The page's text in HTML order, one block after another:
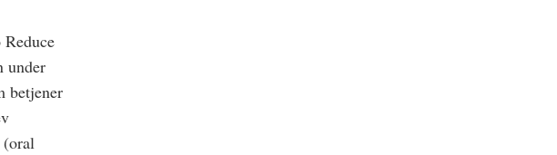
under
betjener
(oral